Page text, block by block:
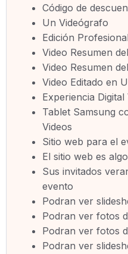
Código de
Un Videógrafo
Edición
Video Resumen
Video Resumen
Video Editado en
Experiencia
Tablet Samsung
Videos
Sitio web para el
El sitio web es
Sus invitados
evento
Podran ver
Podran ver fotos
Podran ver fotos
Podran ver